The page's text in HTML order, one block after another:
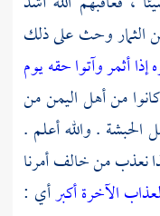
من الثمار وحث على ذلك
أثمر وآتوا حقه يوم
أهلاليمنمن
الحبشة . والله أعلم .
نعذب من خالف أمرنا
الآخرة أكبرأي :